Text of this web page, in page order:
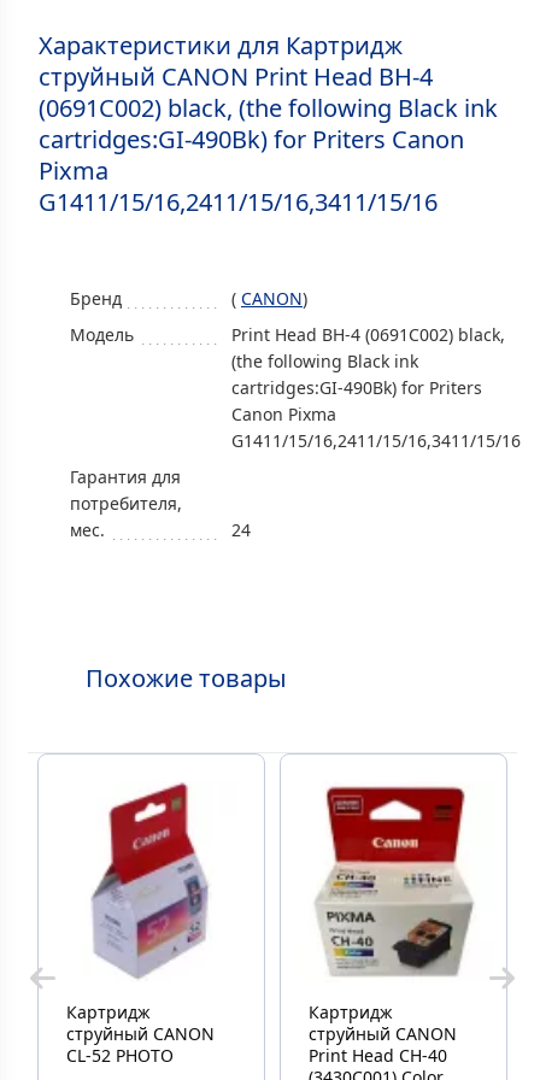
Характеристики для Картридж
струйный CANON Print Head BH-4
(0691C002) black, (the following Black ink
cartridges:GI-490Bk) for Priters Canon
Pixma
G1411/15/16,2411/15/16,3411/15/16
Бренд ( CANON)
Модель
Print Head BH-4 (0691C002) black,
(the following Black ink
cartridges:GI-490Bk) for Priters
Canon Pixma
G1411/15/16,2411/15/16,3411/15/16
Гарантия для
потребителя,
мес.
24
Похожие товары
Картридж
струйный CANON
CL-52 PHOTO
Картридж
струйный CANON
Print Head CH-40